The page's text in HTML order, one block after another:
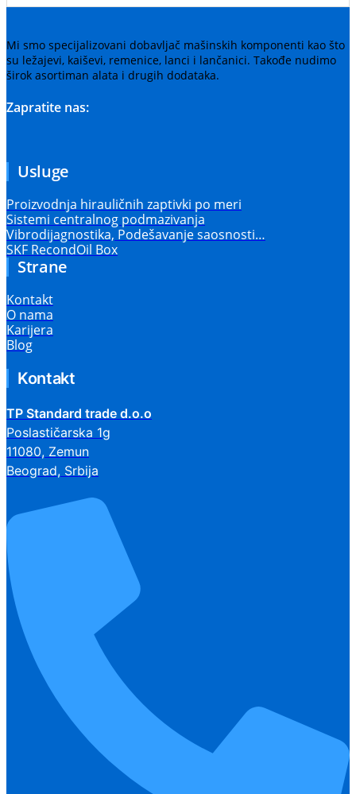
Mi smo specijalizovani dobavljač mašinskih komponenti kao što
su ležajevi, kaiševi, remenice, lanci i lančanici. Takođe nudimo
širok asortiman alata i drugih dodataka.
Zapratite nas:
Usluge
Proizvodnja hirauličnih zaptivki po meri
Sistemi centralnog podmazivanja
Vibrodijagnostika, Podešavanje saosnosti…
SKF RecondOil Box
Strane
Kontakt
O nama
Karijera
Blog
Kontakt
TP Standard trade d.o.o
Poslastičarska 1g
11080, Zemun
Beograd, Srbija